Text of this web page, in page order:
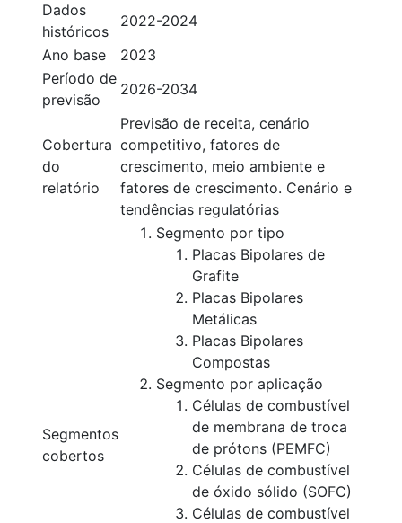
Dados
históricos
2022-2024
Ano base
2023
Período de
previsão
2026-2034
Cobertura
do
relatório
Previsão de receita, cenário
competitivo, fatores de
crescimento, meio ambiente e
fatores de crescimento. Cenário e
tendências regulatórias
Segmentos
cobertos
Segmento por tipo
Placas Bipolares de
Grafite
Placas Bipolares
Metálicas
Placas Bipolares
Compostas
Segmento por aplicação
Células de combustível
de membrana de troca
de prótons (PEMFC)
Células de combustível
de óxido sólido (SOFC)
Células de combustível